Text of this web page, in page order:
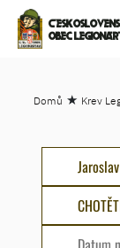
OBEC
Domů ★ Krev